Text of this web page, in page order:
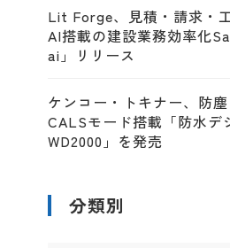
Lit Forge、見積・請求・
AI搭載の建設業務効率化
ai」リリース
ケンコー・トキナー、防塵
CALSモード搭載「防水デ
WD2000」を発売
分類別